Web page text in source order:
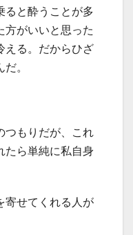
ると酔うことが多
方がいいと思った
える。だからひざ
。
つもりだが、これ
たら単純に私自身
寄せてくれる人が